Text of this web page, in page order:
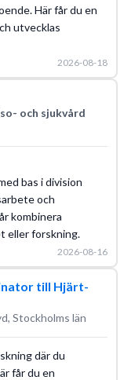
Här får du en
utvecklas
2026-08-18
och sjukvård
bas i division
och
kombinera
eller forskning.
2026-08-16
till Hjärt-
Stockholms län
där du
får du en